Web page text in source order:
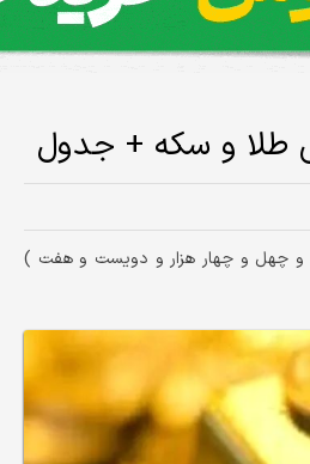
به ۷,۵۴۴,۲۰۷ (هفت میلیون و پانصد و چهل و چهار هزار و دویست و هفت )